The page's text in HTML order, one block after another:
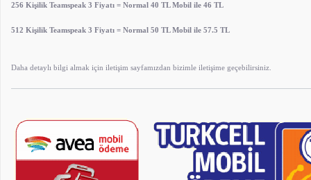
256 Kişilik Teamspeak 3 Fiyatı = Normal 40 TL Mobil ile 46 TL
512 Kişilik Teamspeak 3 Fiyatı = Normal 50 TL Mobil ile 57.5 TL
Daha detaylı bilgi almak için iletişim sayfamızdan bizimle iletişime geçebilirsiniz.